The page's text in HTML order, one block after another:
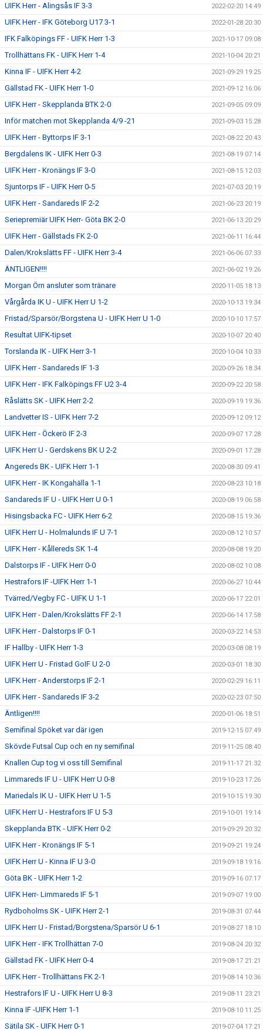
UIFK Herr - Alingsås IF 3-3 2022-02-20 14:49
UIFK Herr - IFK Göteborg U17 3-1 2022-01-28 20:30
IFK Falköpings FF - UIFK Herr 1-3 2021-10-17 09:08
Trollhättans FK - UIFK Herr 1-4 2021-10-04 20:21
Kinna IF - UIFK Herr 4-2 2021-09-29 19:25
Gällstad FK - UIFK Herr 1-0 2021-09-12 16:06
UIFK Herr - Skepplanda BTK 2-0 2021-09-05 09:09
Inför matchen mot Skepplanda 4/9 -21 2021-09-03 15:28
UIFK Herr - Byttorps IF 3-1 2021-08-22 20:43
Bergdalens IK - UIFK Herr 0-3 2021-08-19 07:14
UIFK Herr - Kronängs IF 3-0 2021-08-15 12:03
Sjuntorps IF - UIFK Herr 0-5 2021-07-03 20:19
UIFK Herr - Sandareds IF 2-2 2021-06-23 20:19
Seriepremiär UIFK Herr- Göta BK 2-0 2021-06-13 20:29
UIFK Herr - Gällstads FK 2-0 2021-06-11 16:44
Dalen/Krokslätts FF - UIFK Herr 3-4 2021-06-06 07:33
ÄNTLIGEN!!!! 2021-06-02 19:26
Morgan Örn ansluter som tränare 2020-11-05 18:13
Vårgårda IK U - UIFK Herr U 1-2 2020-10-13 19:34
Fristad/Sparsör/Borgstena U - UIFK Herr U 1-0 2020-10-10 17:57
Resultat UIFK-tipset 2020-10-07 20:40
Torslanda IK - UIFK Herr 3-1 2020-10-04 10:33
UIFK Herr - Sandareds IF 1-3 2020-09-26 18:34
UIFK Herr - IFK Falköpings FF U2 3-4 2020-09-22 20:58
Råslätts SK - UIFK Herr 2-2 2020-09-19 19:36
Landvetter IS - UIFK Herr 7-2 2020-09-12 09:12
UIFK Herr - Öckerö IF 2-3 2020-09-07 17:28
UIFK Herr U - Gerdskens BK U 2-2 2020-09-01 17:28
Angereds BK - UIFK Herr 1-1 2020-08-30 09:41
UIFK Herr - IK Kongahälla 1-1 2020-08-23 10:18
Sandareds IF U - UIFK Herr U 0-1 2020-08-19 06:58
Hisingsbacka FC - UIFK Herr 6-2 2020-08-15 19:36
UIFK Herr U - Holmalunds IF U 7-1 2020-08-12 10:57
UIFK Herr - Kållereds SK 1-4 2020-08-08 19:20
Dalstorps IF - UIFK Herr 0-0 2020-08-02 10:08
Hestrafors IF -UIFK Herr 1-1 2020-06-27 10:44
Tvärred/Vegby FC - UIFK U 1-1 2020-06-17 22:01
UIFK Herr - Dalen/Krokslätts FF 2-1 2020-06-14 17:58
UIFK Herr - Dalstorps IF 0-1 2020-03-22 14:53
IF Hallby - UIFK Herr 1-3 2020-03-08 08:19
UIFK Herr U - Fristad GoIF U 2-0 2020-03-01 18:30
UIFK Herr - Anderstorps IF 2-1 2020-02-29 16:11
UIFK Herr - Sandareds IF 3-2 2020-02-23 07:50
Äntligen!!!! 2020-01-06 18:51
Semifinal Spöket var där igen 2019-12-15 07:49
Skövde Futsal Cup och en ny semifinal 2019-11-25 08:40
Knallen Cup tog vi oss till Semifinal 2019-11-17 21:32
Limmareds IF U - UIFK Herr U 0-8 2019-10-23 17:26
Mariedals IK U - UIFK Herr U 1-5 2019-10-15 19:30
UIFK Herr U - Hestrafors IF U 5-3 2019-10-01 19:14
Skepplanda BTK - UIFK Herr 0-2 2019-09-29 20:32
UIFK Herr - Kronängs IF 5-1 2019-09-21 19:24
UIFK Herr U - Kinna IF U 3-0 2019-09-18 19:16
Göta BK - UIFK Herr 1-2 2019-09-16 07:17
UIFK Herr- Limmareds IF 5-1 2019-09-07 19:00
Rydboholms SK - UIFK Herr 2-1 2019-08-31 07:44
UIFK Herr U - Fristad/Borgstena/Sparsör U 6-1 2019-08-27 18:10
UIFK Herr - IFK Trollhättan 7-0 2019-08-24 20:32
Gällstad FK - UIFK Herr 0-4 2019-08-17 21:21
UIFK Herr - Trollhättans FK 2-1 2019-08-14 10:36
Hestrafors IF U - UIFK Herr U 8-3 2019-08-11 23:21
Kinna IF -UIFK Herr 1-1 2019-08-10 11:25
Sätila SK - UIFK Herr 0-1 2019-07-04 17:21